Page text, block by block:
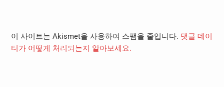
이 사이트는 Akismet을 사용하여 스팸을 줄입니다. 댓글 데이
터가 어떻게 처리되는지 알아보세요.